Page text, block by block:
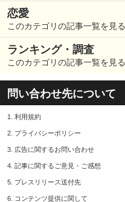
恋愛
このカテゴリの記事一覧を見る
ランキング・調査
このカテゴリの記事一覧を見る
問い合わせ先について
1. 利用規約
2. プライバシーポリシー
3. 広告に関するお問い合わせ
4. 記事に関するご意見・ご感想
5. プレスリリース送付先
6. コンテンツ提供に関して